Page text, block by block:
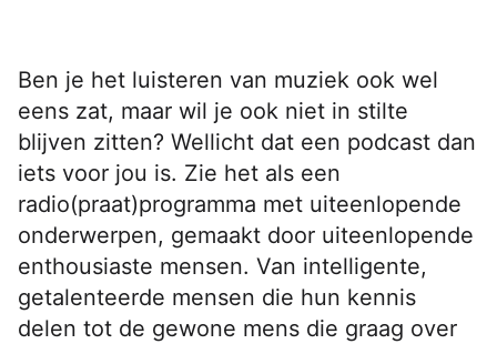
Ben je het luisteren van muziek ook wel
eens zat, maar wil je ook niet in stilte
blijven zitten? Wellicht dat een podcast dan
iets voor jou is. Zie het als een
radio(praat)programma met uiteenlopende
onderwerpen, gemaakt door uiteenlopende
enthousiaste mensen. Van intelligente,
getalenteerde mensen die hun kennis
delen tot de gewone mens die graag over